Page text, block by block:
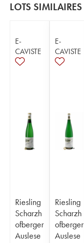
LOTS SIMILAIRES
E-
CAVISTE
Riesling
Scharzh
ofberger
Auslese
E-
CAVISTE
Riesling
Scharzh
ofberger
Auslese